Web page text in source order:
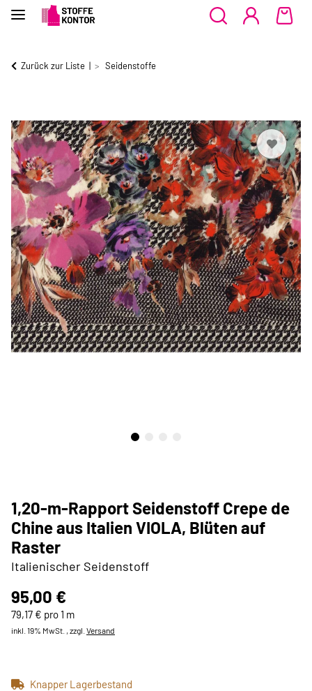
Zurück zur Liste Seidenstoffe
1,20-m-Rapport Seidenstoff Crepe de
Chine aus Italien VIOLA, Blüten auf
Raster
Italienischer Seidenstoff
95,00 €
79,17 € pro 1 m
inkl. 19% MwSt. , zzgl. Versand
Knapper Lagerbestand